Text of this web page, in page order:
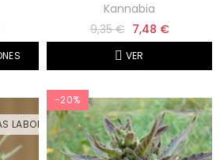
Kannabia
9,35 € 7,48 €
VER
LABORABLES
-20%